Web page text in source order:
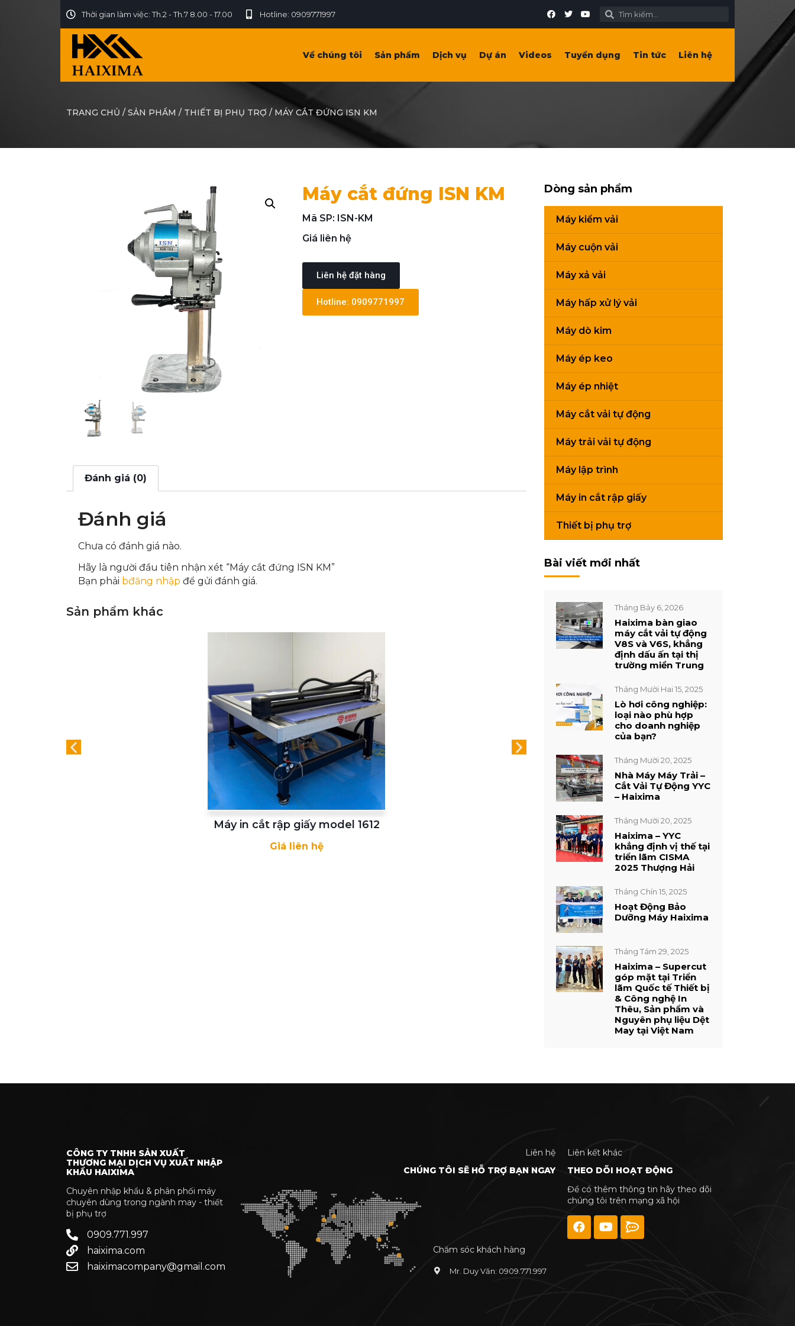
Thời gian làm việc: Th.2 - Th.7 8.00 - 17.00 Hotline: 0909771997
Về chúng tôi Sản phẩm Dịch vụ Dự án Videos Tuyển dụng Tin tức Liên hệ
TRANG CHỦ / SẢN PHẨM / THIẾT BỊ PHỤ TRỢ / MÁY CẮT ĐỨNG ISN KM
Máy cắt đứng ISN KM
Mã SP: ISN-KM
Giá liên hệ
Liên hệ đặt hàng
Hotline: 0909771997
Đánh giá (0)
Đánh giá
Chưa có đánh giá nào.
Hãy là người đầu tiên nhận xét “Máy cắt đứng ISN KM”
Bạn phải bđăng nhập để gửi đánh giá.
Sản phẩm khác
Máy in cắt rập giấy model 1612
Giá liên hệ
Máy in cắt rập giấy
Dòng sản phẩm
Máy kiểm vải
Máy cuộn vải
Máy xả vải
Máy hấp xử lý vải
Máy dò kim
Máy ép keo
Máy ép nhiệt
Máy cắt vải tự động
Máy trải vải tự động
Máy lập trình
Máy in cắt rập giấy
Thiết bị phụ trợ
Bài viết mới nhất
Tháng Bảy 6, 2026
Haixima bàn giao
máy cắt vải tự động
V8S và V6S, khẳng
định dấu ấn tại thị
trường miền Trung
Tháng Mười Hai 15, 2025
Lò hơi công nghiệp:
loại nào phù hợp
cho doanh nghiệp
của bạn?
Tháng Mười 20, 2025
Nhà Máy Máy Trải –
Cắt Vải Tự Động YYC
– Haixima
Tháng Mười 20, 2025
Haixima – YYC
khẳng định vị thế tại
triển lãm CISMA
2025 Thượng Hải
Tháng Chín 15, 2025
Hoạt Động Bảo
Dưỡng Máy Haixima
Tháng Tám 29, 2025
Haixima – Supercut
góp mặt tại Triển
lãm Quốc tế Thiết bị
& Công nghệ In
Thêu, Sản phẩm và
Nguyên phụ liệu Dệt
May tại Việt Nam
CÔNG TY TNHH SẢN XUẤT
THƯƠNG MẠI DỊCH VỤ XUẤT NHẬP
KHẨU HAIXIMA
Chuyên nhập khẩu & phân phối máy
chuyên dùng trong ngành may - thiết
bị phụ trợ
0909.771.997
haixima.com
haiximacompany@gmail.com
Liên hệ
CHÚNG TÔI SẼ HỖ TRỢ BẠN NGAY
Chăm sóc khách hàng
Mr. Duy Văn: 0909.771.997
Liên kết khác
THEO DÕI HOẠT ĐỘNG
Để có thêm thông tin hãy theo dõi
chúng tôi trên mạng xã hội